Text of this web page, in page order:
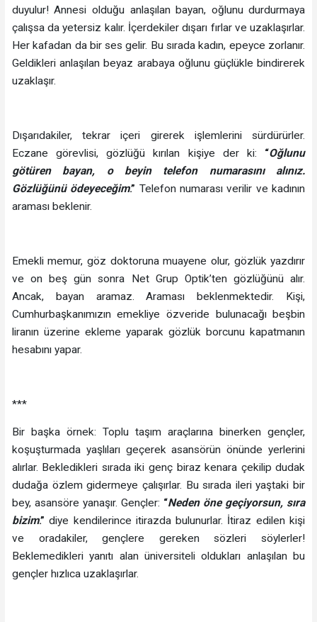
duyulur! Annesi olduğu anlaşılan bayan, oğlunu durdurmaya
çalışsa da yetersiz kalır. İçerdekiler dışarı fırlar ve uzaklaşırlar.
Her kafadan da bir ses gelir. Bu sırada kadın, epeyce zorlanır.
Geldikleri anlaşılan beyaz arabaya oğlunu güçlükle bindirerek
uzaklaşır.
Dışarıdakiler, tekrar içeri girerek işlemlerini sürdürürler.
Eczane görevlisi, gözlüğü kırılan kişiye der ki: “Oğlunu
götüren bayan, o beyin telefon numarasını alınız.
Gözlüğünü ödeyeceğim.” Telefon numarası verilir ve kadının
araması beklenir.
Emekli memur, göz doktoruna muayene olur, gözlük yazdırır
ve on beş gün sonra Net Grup Optik’ten gözlüğünü alır.
Ancak, bayan aramaz. Araması beklenmektedir. Kişi,
Cumhurbaşkanımızın emekliye özveride bulunacağı beşbin
liranın üzerine ekleme yaparak gözlük borcunu kapatmanın
hesabını yapar.
***
Bir başka örnek: Toplu taşım araçlarına binerken gençler,
koşuşturmada yaşlıları geçerek asansörün önünde yerlerini
alırlar. Bekledikleri sırada iki genç biraz kenara çekilip dudak
dudağa özlem gidermeye çalışırlar. Bu sırada ileri yaştaki bir
bey, asansöre yanaşır. Gençler: “Neden öne geçiyorsun, sıra
bizim.” diye kendilerince itirazda bulunurlar. İtiraz edilen kişi
ve oradakiler, gençlere gereken sözleri söylerler!
Beklemedikleri yanıtı alan üniversiteli oldukları anlaşılan bu
gençler hızlıca uzaklaşırlar.